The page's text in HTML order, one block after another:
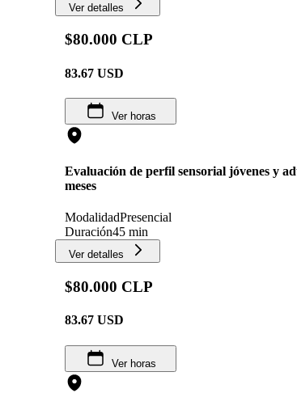
Ver detalles
$80.000 CLP
83.67 USD
Ver horas
Evaluación de perfil sensorial jóvenes y
meses
ModalidadPresencial
Duración45 min
Ver detalles
$80.000 CLP
83.67 USD
Ver horas